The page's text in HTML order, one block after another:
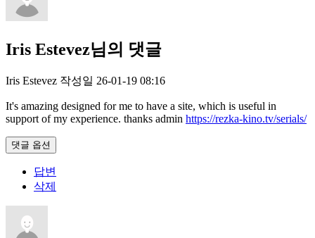
Iris Estevez님의 댓글
Iris Estevez 작성일 26-01-19 08:16
It's amazing designed for me to have a site, which is useful in
support of my experience. thanks admin https://rezka-kino.tv/serials/
댓글 옵션
답변
삭제